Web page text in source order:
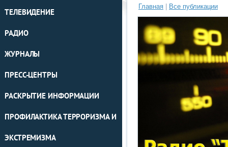
ТЕЛЕВИДЕНИЕ
РАДИО
ЖУРНАЛЫ
ПРЕСС-ЦЕНТРЫ
РАСКРЫТИЕ ИНФОРМАЦИИ
ПРОФИЛАКТИКА ТЕРРОРИЗМА И
ЭКСТРЕМИЗМА
Главная Все публикации